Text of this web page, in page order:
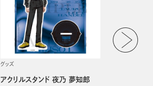
グッズ
アクリルスタンド 夜乃 夢知郎